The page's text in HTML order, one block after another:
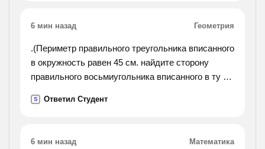
6 мин назад Геометрия
.(Периметр правильного треугольника вписанного
в окружность равен 45 см. найдите сторону
правильного восьмиугольника вписанного в ту же
S Ответил Студент
6 мин назад Математика